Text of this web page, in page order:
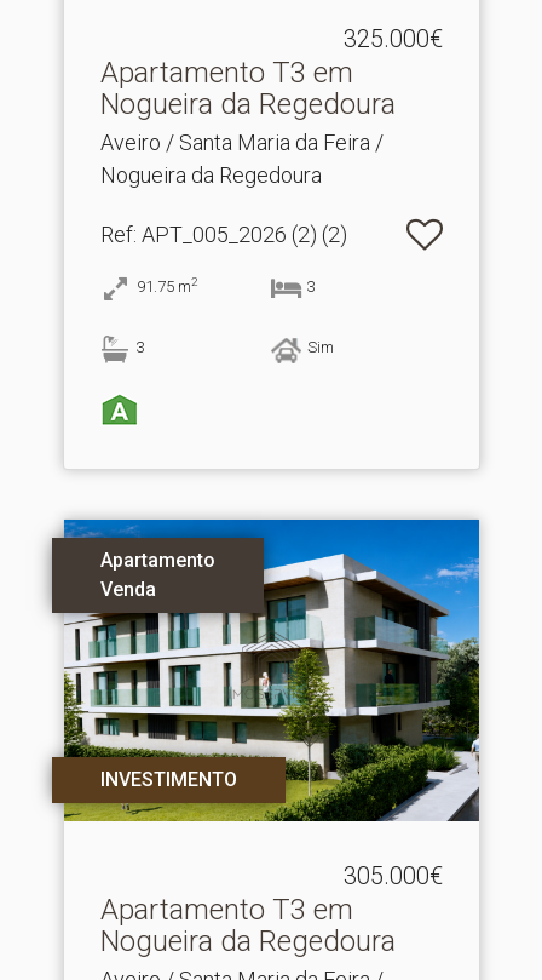
325.000€
Apartamento T3 em
Nogueira da Regedoura
Aveiro / Santa Maria da Feira /
Nogueira da Regedoura
Ref: APT_005_2026 (2) (2)
91.75 m2 3
3 Sim
Apartamento
Venda
INVESTIMENTO
305.000€
Apartamento T3 em
Nogueira da Regedoura